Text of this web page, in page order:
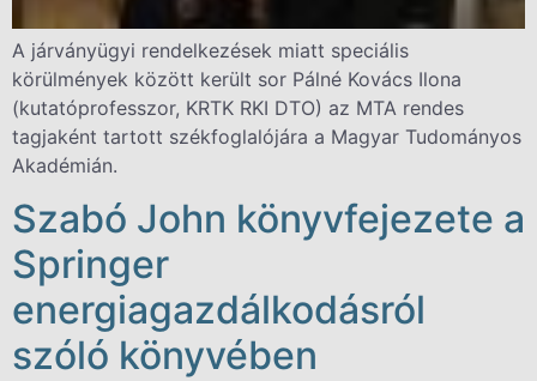
A járványügyi rendelkezések miatt speciális
körülmények között került sor Pálné Kovács Ilona
(kutatóprofesszor, KRTK RKI DTO) az MTA rendes
tagjaként tartott székfoglalójára a Magyar Tudományos
Akadémián.
Szabó John könyvfejezete a
Springer
energiagazdálkodásról
szóló könyvében